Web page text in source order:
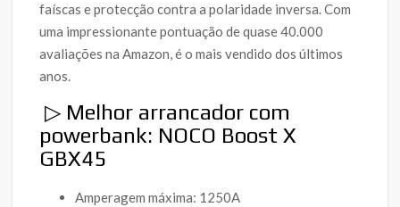
faíscas e protecção contra a polaridade inversa.Com
uma impressionante pontuação de quase 40.000
avaliações na Amazon, é o mais vendido dos últimos
anos.
▷ Melhor arrancador com
powerbank: NOCO Boost X
GBX45
Amperagem máxima: 1250A